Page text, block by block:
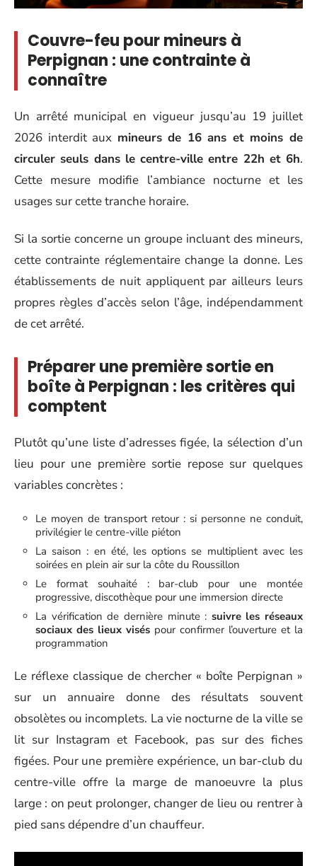
Couvre-feu pour mineurs à
Perpignan : une contrainte à
connaître
Un arrêté municipal en vigueur jusqu’au 19 juillet
2026 interdit aux mineurs de 16 ans et moins de
circuler seuls dans le centre-ville entre 22h et 6h.
Cette mesure modifie l’ambiance nocturne et les
usages sur cette tranche horaire.
Si la sortie concerne un groupe incluant des mineurs,
cette contrainte réglementaire change la donne. Les
établissements de nuit appliquent par ailleurs leurs
propres règles d’accès selon l’âge, indépendamment
de cet arrêté.
Préparer une première sortie en
boîte à Perpignan : les critères qui
comptent
Plutôt qu’une liste d’adresses figée, la sélection d’un
lieu pour une première sortie repose sur quelques
variables concrètes :
Le moyen de transport retour : si personne ne conduit,
privilégier le centre-ville piéton
La saison : en été, les options se multiplient avec les
soirées en plein air sur la côte du Roussillon
Le format souhaité : bar-club pour une montée
progressive, discothèque pour une immersion directe
La vérification de dernière minute : suivre les réseaux
sociaux des lieux visés pour confirmer l’ouverture et la
programmation
Le réflexe classique de chercher « boîte Perpignan »
sur un annuaire donne des résultats souvent
obsolètes ou incomplets. La vie nocturne de la ville se
lit sur Instagram et Facebook, pas sur des fiches
figées. Pour une première expérience, un bar-club du
centre-ville offre la marge de manoeuvre la plus
large : on peut prolonger, changer de lieu ou rentrer à
pied sans dépendre d’un chauffeur.